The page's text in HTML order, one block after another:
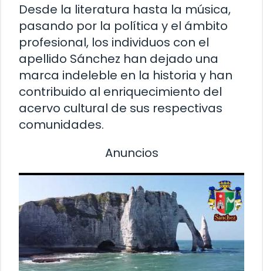
Desde la literatura hasta la música,
pasando por la política y el ámbito
profesional, los individuos con el
apellido Sánchez han dejado una
marca indeleble en la historia y han
contribuido al enriquecimiento del
acervo cultural de sus respectivas
comunidades.
Anuncios